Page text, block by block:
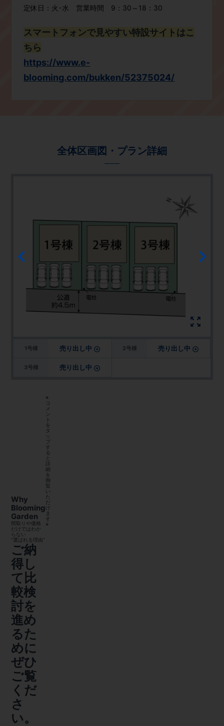
定休日：火･水 営業時間 9：30～18：30
スマートフォンで見やすい特設サイトはこ
ちら
https://www.e-
blooming.com/bukken/52375024/
全体区画図・プラン詳細
1号棟 売り出し中 2号棟 売り出し中
3号棟 売り出し中
Why
Blooming
Garden
間取りや価格
だけではわか
らない
“選ばれる理由”
ご納
得し
て比
較検
討を
進め
るた
めに
ぜひ
ご覧
くだ
さ
い。
※
コ
メ
ン
ト
を
タ
ッ
プ
す
る
と
詳
細
を
御
覧
い
た
だ
け
ま
す
※